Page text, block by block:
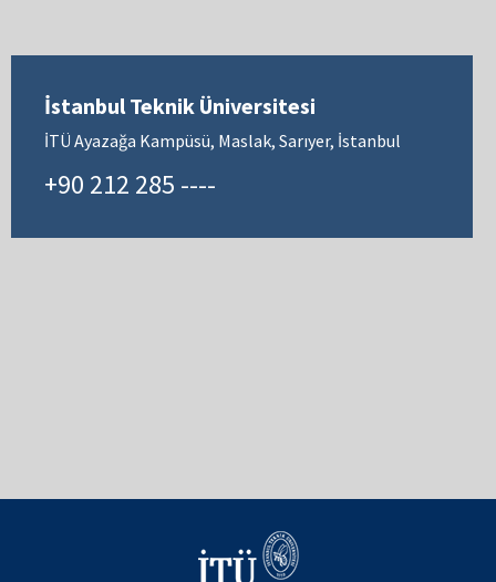
İstanbul Teknik Üniversitesi
İTÜ Ayazağa Kampüsü, Maslak, Sarıyer, İstanbul
+90 212 285 ----